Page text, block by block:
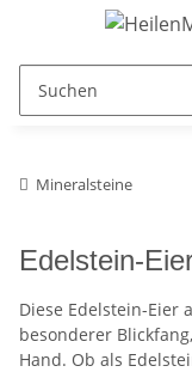
Mineralsteine
Edelstein-
Diese Edelstein-
besonderer
Hand. Ob als